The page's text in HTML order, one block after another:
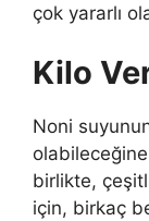
çok yararlı
Kilo
Noni
birlikte,
için, birkaç